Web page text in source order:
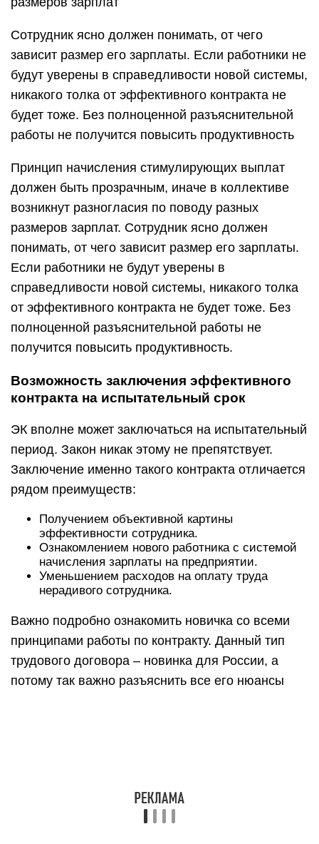
Сотрудник ясно должен понимать, от чего
зависит размер его зарплаты. Если работники не
будут уверены в справедливости новой системы,
никакого толка от эффективного контракта не
будет тоже. Без полноценной разъяснительной
работы не получится повысить продуктивность
Принцип начисления стимулирующих выплат
должен быть прозрачным, иначе в коллективе
возникнут разногласия по поводу разных
размеров зарплат. Сотрудник ясно должен
понимать, от чего зависит размер его зарплаты.
Если работники не будут уверены в
справедливости новой системы, никакого толка
от эффективного контракта не будет тоже. Без
полноценной разъяснительной работы не
получится повысить продуктивность.
Возможность заключения эффективного
контракта на испытательный срок
ЭК вполне может заключаться на испытательный
период. Закон никак этому не препятствует.
Заключение именно такого контракта отличается
рядом преимуществ:
Получением объективной картины
эффективности сотрудника.
Ознакомлением нового работника с системой
начисления зарплаты на предприятии.
Уменьшением расходов на оплату труда
нерадивого сотрудника.
Важно подробно ознакомить новичка со всеми
принципами работы по контракту. Данный тип
трудового договора – новинка для России, а
потому так важно разъяснить все его нюансы